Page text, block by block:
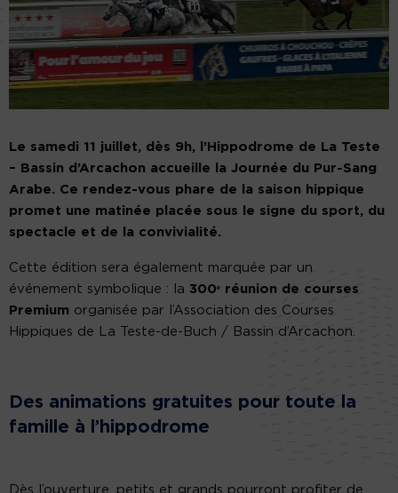
Le samedi 11 juillet, dès 9h, l’Hippodrome de La Teste
– Bassin d’Arcachon accueille la Journée du Pur-Sang
Arabe. Ce rendez-vous phare de la saison hippique
promet une matinée placée sous le signe du sport, du
spectacle et de la convivialité.
Cette édition sera également marquée par un
événement symbolique : la 300ᵉ réunion de courses
Premium organisée par l’Association des Courses
Hippiques de La Teste-de-Buch / Bassin d’Arcachon.
Des animations gratuites pour toute la
famille à l’hippodrome
Dès l’ouverture, petits et grands pourront profiter de